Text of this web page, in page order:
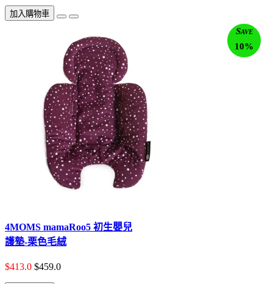
加入購物車
Save
10%
4MOMS mamaRoo5 初生嬰兒
護墊-栗色毛絨
$413.0 $459.0